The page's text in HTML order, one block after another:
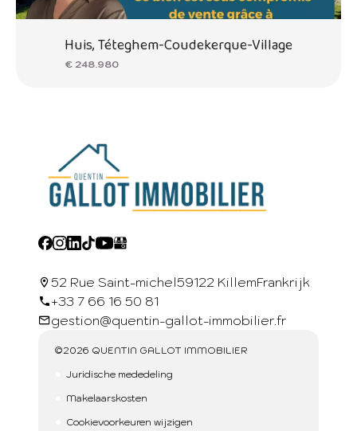
Huis, Téteghem-Coudekerque-Village
€ 248.980
52 Rue Saint-michel59122 KillemFrankrijk
+33 7 66 16 50 81
gestion@quentin-gallot-immobilier.fr
©2026 QUENTIN GALLOT IMMOBILIER
Juridische mededeling
Makelaarskosten
Cookievoorkeuren wijzigen